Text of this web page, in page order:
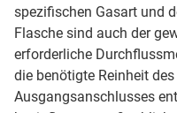
spezifischen Gasart und
Flasche sind auch der
erforderliche
die benötigte Reinheit
Ausgangsanschlusses